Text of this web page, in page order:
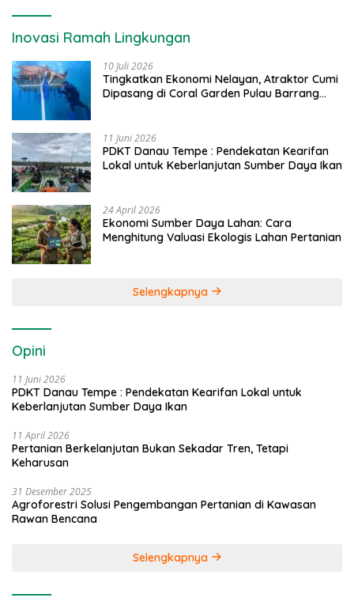
Inovasi Ramah Lingkungan
10 Juli 2026
Tingkatkan Ekonomi Nelayan, Atraktor Cumi
Dipasang di Coral Garden Pulau Barrang
11 Juni 2026
PDKT Danau Tempe : Pendekatan Kearifan
Lokal untuk Keberlanjutan Sumber Daya Ikan
24 April 2026
Ekonomi Sumber Daya Lahan: Cara
Menghitung Valuasi Ekologis Lahan Pertanian
Selengkapnya
Opini
11 Juni 2026
PDKT Danau Tempe : Pendekatan Kearifan Lokal untuk
Keberlanjutan Sumber Daya Ikan
11 April 2026
Pertanian Berkelanjutan Bukan Sekadar Tren, Tetapi
Keharusan
31 Desember 2025
Agroforestri Solusi Pengembangan Pertanian di Kawasan
Rawan Bencana
Selengkapnya